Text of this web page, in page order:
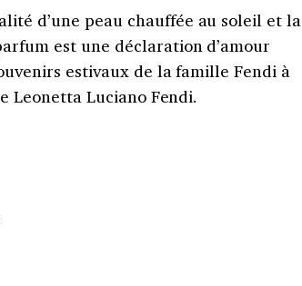
d’une peau chauffée au soleil et la
est une déclaration d’amour
estivaux de la famille Fendi à
Leonetta Luciano Fendi.